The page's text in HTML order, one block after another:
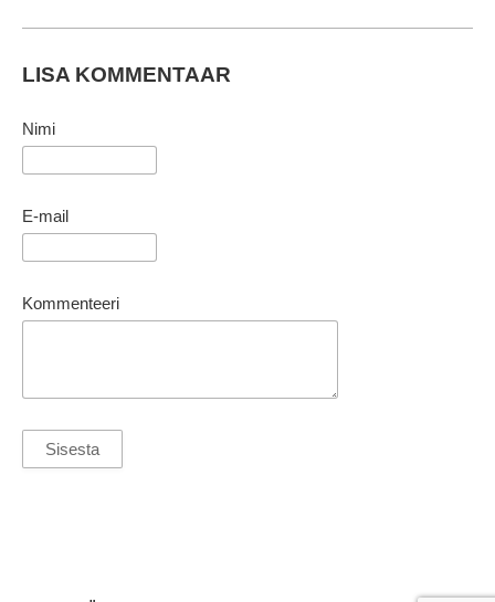
LISA KOMMENTAAR
Nimi
E-mail
Kommenteeri